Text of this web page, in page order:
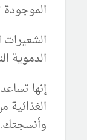
الدموية
إنها
وأنسجتك.